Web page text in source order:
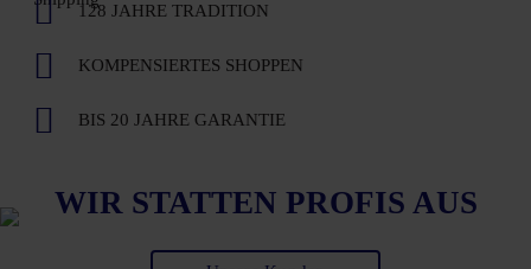
128 JAHRE TRADITION
KOMPENSIERTES SHOPPEN
BIS 20 JAHRE GARANTIE
WIR STATTEN PROFIS AUS